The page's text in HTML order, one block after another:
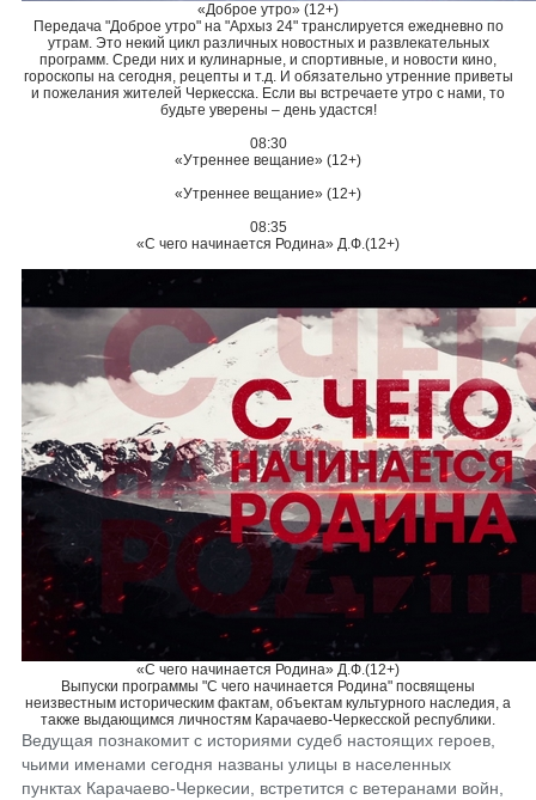
«Доброе утро» (12+)
Передача "Доброе утро" на "Архыз 24" транслируется ежедневно по
утрам. Это некий цикл различных новостных и развлекательных
программ. Среди них и кулинарные, и спортивные, и новости кино,
гороскопы на сегодня, рецепты и т.д. И обязательно утренние приветы
и пожелания жителей Черкесска. Если вы встречаете утро с нами, то
будьте уверены – день удастся!
08:30
«Утреннее вещание» (12+)
«Утреннее вещание» (12+)
08:35
«С чего начинается Родина» Д.Ф.(12+)
«С чего начинается Родина» Д.Ф.(12+)
Выпуски программы "С чего начинается Родина" посвящены
неизвестным историческим фактам, объектам культурного наследия, а
также выдающимся личностям Карачаево-Черкесской республики.
Ведущая познакомит с историями судеб настоящих героев,
чьими именами сегодня названы улицы в населенных
пунктах Карачаево-Черкесии, встретится с ветеранами войн,